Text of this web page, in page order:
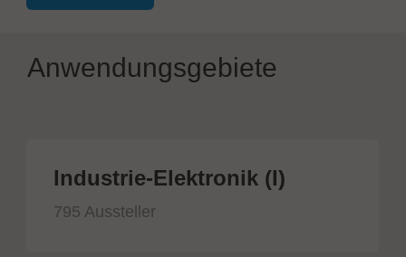
Anwendungsgebiete
Industrie-Elektronik (I)
795 Aussteller